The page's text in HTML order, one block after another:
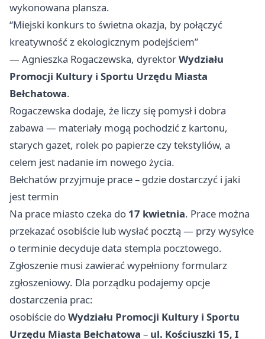
wykonowana plansza.
“Miejski konkurs to świetna okazja, by połączyć
kreatywność z ekologicznym podejściem”
— Agnieszka Rogaczewska, dyrektorWydziału
Promocji Kultury i Sportu Urzędu Miasta
Bełchatowa.
Rogaczewska dodaje, że liczy się pomysł i dobra
zabawa — materiały mogą pochodzić z kartonu,
starych gazet, rolek po papierze czy tekstyliów, a
celem jest nadanie im nowego życia.
Bełchatów przyjmuje prace – gdzie dostarczyć i jaki
jest termin
Na prace miasto czeka do 17 kwietnia. Prace można
przekazać osobiście lub wysłać pocztą — przy wysyłce
o terminie decyduje data stempla pocztowego.
Zgłoszenie musi zawierać wypełniony formularz
zgłoszeniowy. Dla porządku podajemy opcje
dostarczenia prac:
osobiście doWydziału Promocji Kultury i Sportu
Urzędu Miasta Bełchatowa – ul. Kościuszki 15, I